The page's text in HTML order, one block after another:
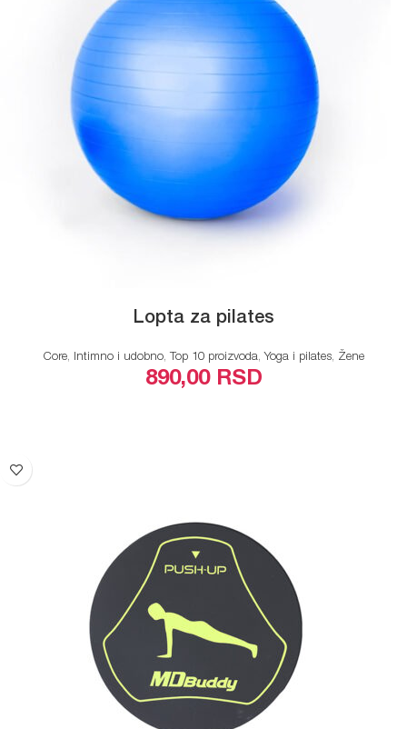
Lopta za pilates
Core, Intimno i udobno, Top 10 proizvoda, Yoga i pilates, Žene
890,00 RSD